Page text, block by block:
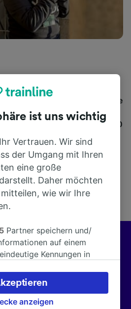
über den Bahnhof sowie
Bahntickets ab und nach
von mehr als 270
wie Trenitalia
mit Trainline die passende
mit Trainline
ganz Europa, jeden Tag über
Reisen zu unternehmen.
ist uns wichtig
Vertrauen. Wir sind
der Umgang mit Ihren
eine große
Daher möchten
wie wir Ihre
Partner speichern und/
auf einem
Kennungen in
Ihre Präferenzen
einschließlich
bei berechtigtem
anzeigen